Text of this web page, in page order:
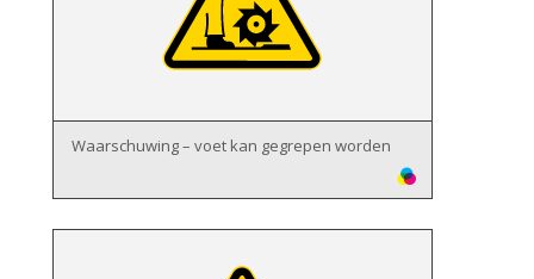
Waarschuwing – voet kan gegrepen worden